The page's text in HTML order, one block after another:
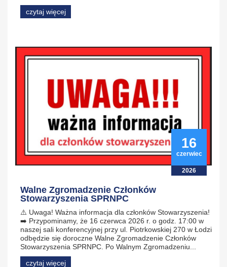
czytaj więcej
16
czerwiec
2026
Walne Zgromadzenie Członków
Stowarzyszenia SPRNPC
⚠️ Uwaga! Ważna informacja dla członków Stowarzyszenia!
➡️ Przypominamy, że 16 czerwca 2026 r. o godz. 17:00 w
naszej sali konferencyjnej przy ul. Piotrkowskiej 270 w Łodzi
odbędzie się doroczne Walne Zgromadzenie Członków
Stowarzyszenia SPRNPC. Po Walnym Zgromadzeniu...
czytaj więcej